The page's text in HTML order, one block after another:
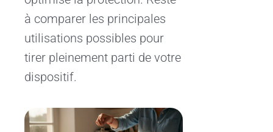
à comparer les principales
utilisations possibles pour
tirer pleinement parti de votre
dispositif.